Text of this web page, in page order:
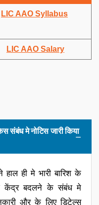
LIC AAO Syllabus
LIC AAO Salary
संबंध मे नोटिस जारी किया
हाल ही मे भारी बारिश के
केंद्र बदलने के संबंध मे
और के लिए डिटेल्स